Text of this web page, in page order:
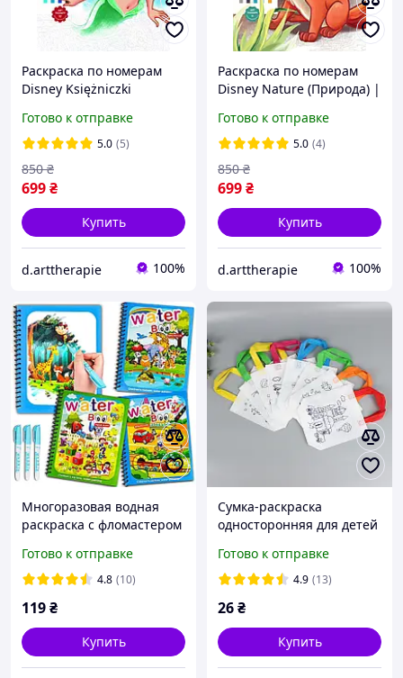
Раскраска по номерам
Disney Księżniczki
издание
Готово к отправке
5.0 (5)
699₴
850 ₴
Купить
d.arttherapie 100%
Раскраска по номерам
Disney Nature (Природа) |
издание
Готово к отправке
5.0 (4)
699₴
850 ₴
Купить
d.arttherapie 100%
Многоразовая водная
раскраска с фломастером
Готово к отправке
4.8 (10)
119₴
Купить
Сумка-раскраска
односторонняя для детей
БЕЗ маркеров
Готово к отправке
4.9 (13)
26₴
Купить